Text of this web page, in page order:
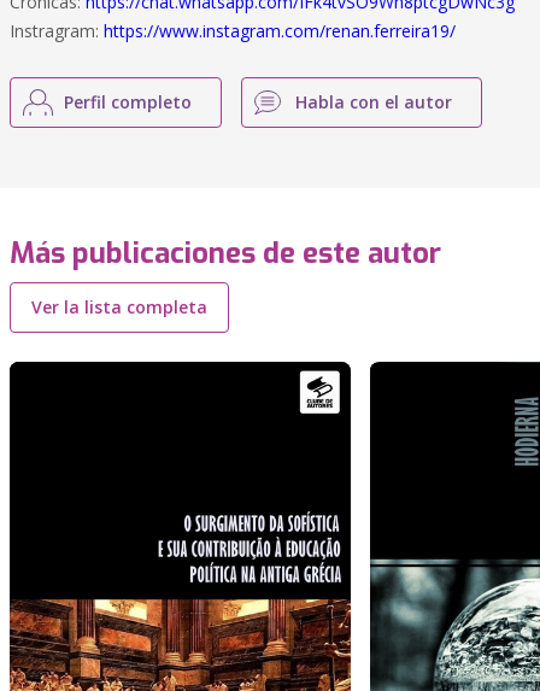
Instragram: https://www.instagram.com/renan.ferreira19/
Perfil completo Habla con el autor
Más publicaciones de este autor
Ver la lista completa